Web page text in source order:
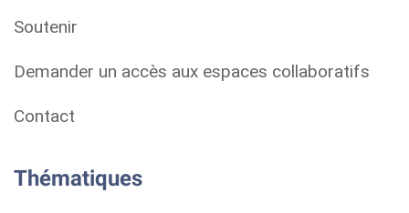
Soutenir
Demander un accès aux espaces collaboratifs
Contact
Thématiques